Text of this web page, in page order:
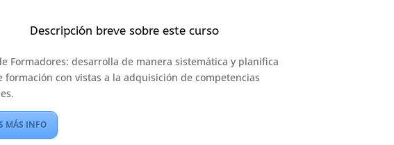
Descripción breve sobre este curso
Formadores: desarrolla de manera sistemática y planifica
formación con vistas a la adquisición de competencias
MÁS INFO